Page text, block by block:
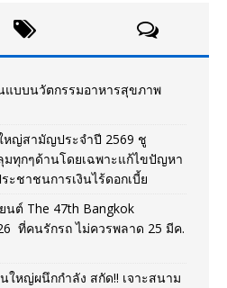
แบบนวัตกรรมอาหารสุขภาพ
ญ่สามัญประจำปี 2569 ชู
ทุกๆด้านโดยเฉพาะแก้ไขปัญหา
ชาชนการเงินไร้ดอกเบี้ย
นต์ The 47th Bangkok
ที่คนรักรถ ไม่ควรพลาด 25 มีค.
หญ่ผนึกกำลัง สกัด!! เจาะสนาม